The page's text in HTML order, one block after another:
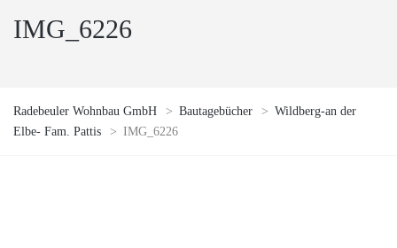
IMG_6226
Radebeuler Wohnbau GmbH > Bautagebücher > Wildberg-an der
Elbe- Fam. Pattis
> IMG_6226